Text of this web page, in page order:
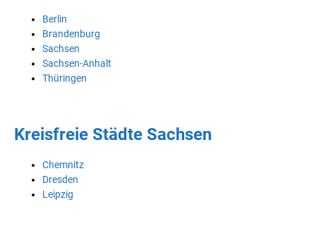
Berlin
Brandenburg
Sachsen
Sachsen-Anhalt
Thüringen
Kreisfreie Städte Sachsen
Chemnitz
Dresden
Leipzig